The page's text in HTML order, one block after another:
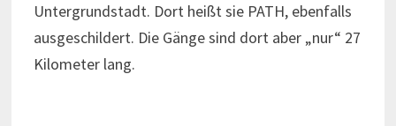
Untergrundstadt. Dort heißt sie PATH, ebenfalls
ausgeschildert. Die Gänge sind dort aber „nur“ 27
Kilometer lang.